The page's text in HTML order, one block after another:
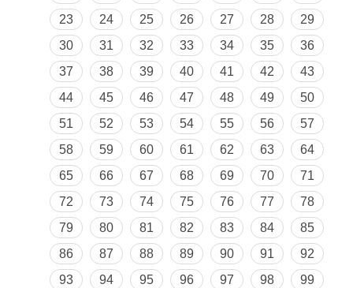
23
24 25 26 27 28
29
30
31 32 33 34 35
36
37
38 39 40 41 42
43
44
45 46 47 48 49
50
51
52 53 54 55 56
57
58
59 60 61 62 63
64
65
66 67 68 69 70
71
72
73 74 75 76 77
78
79
80 81 82 83 84
85
86
87 88 89 90 91
92
93
94 95 96 97 98 99